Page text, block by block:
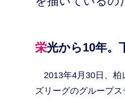
栄光から10年
2013年4月30日、柏
ズリーグのグループ